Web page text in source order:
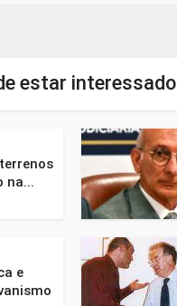
estar interessado
na...
e